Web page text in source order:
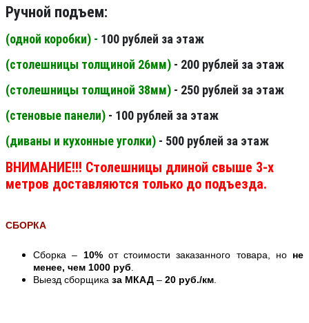
Ручной подъем:
(одной коробки) - 100 рублей за этаж
(столешницы толщиной 26мм) - 200 рублей за этаж
(столешницы толщиной 38мм) - 250 рублей за этаж
(стеновые панели) - 100 рублей за этаж
(диваны и кухонные уголки) - 500 рублей за этаж
ВНИМАНИЕ!!! Столешницы длиной свыше 3-х
метров доставляются только до подъезда.
СБОРКА
Сборка – 10%от стоимости заказанного товара, но не
менее, чем 1000 руб
Выезд сборщика за МКАД – 20 руб./км